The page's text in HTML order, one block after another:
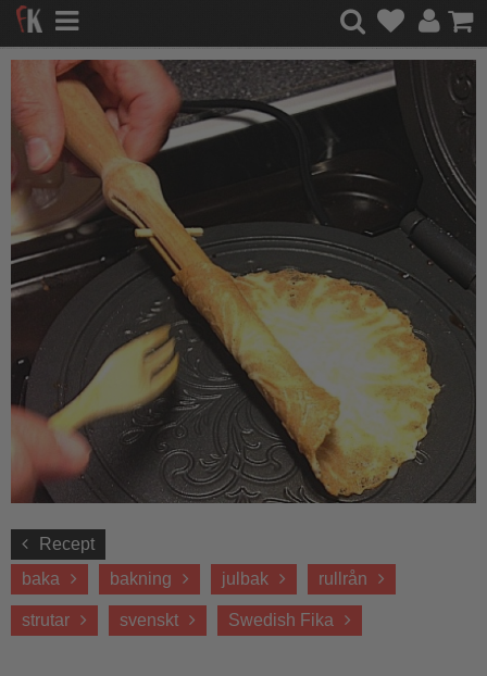
Recept
baka
bakning julbak rullrån
strutar svenskt Swedish Fika